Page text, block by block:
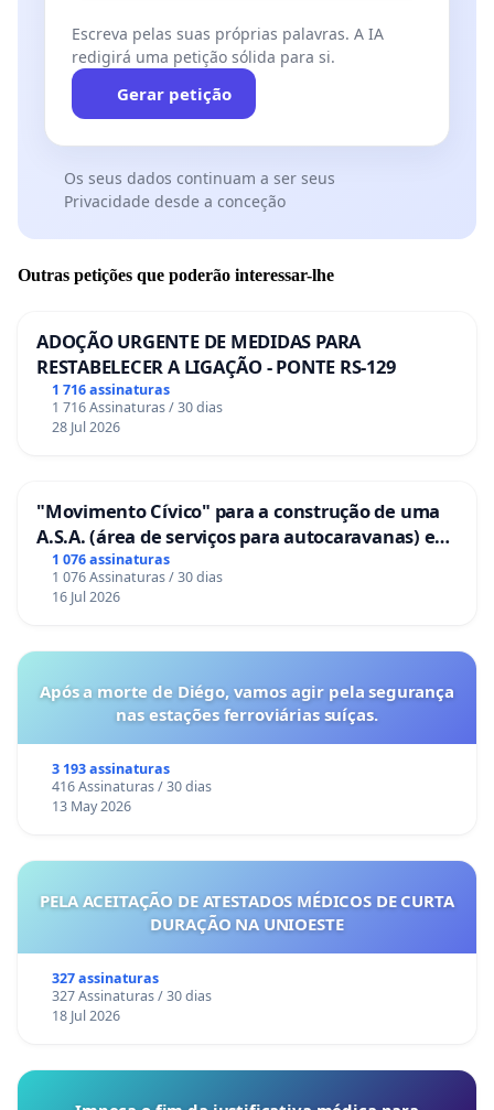
Escreva pelas suas próprias palavras. A IA
redigirá uma petição sólida para si.
Gerar petição
Os seus dados continuam a ser seus
Privacidade desde a conceção
Outras petições que poderão interessar-lhe
ADOÇÃO URGENTE DE MEDIDAS PARA
RESTABELECER A LIGAÇÃO - PONTE RS-129
1 716 assinaturas
1 716 Assinaturas / 30 dias
28 Jul 2026
"Movimento Cívico" para a construção de uma
A.S.A. (área de serviços para autocaravanas) em
Coimbra
1 076 assinaturas
1 076 Assinaturas / 30 dias
16 Jul 2026
Após a morte de Diégo, vamos agir pela segurança
nas estações ferroviárias suíças.
3 193 assinaturas
416 Assinaturas / 30 dias
13 May 2026
PELA ACEITAÇÃO DE ATESTADOS MÉDICOS DE CURTA
DURAÇÃO NA UNIOESTE
327 assinaturas
327 Assinaturas / 30 dias
18 Jul 2026